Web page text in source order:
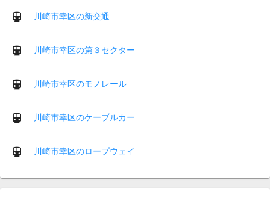
川崎市幸区の新交通
川崎市幸区の第３セクター
川崎市幸区のモノレール
川崎市幸区のケーブルカー
川崎市幸区のロープウェイ